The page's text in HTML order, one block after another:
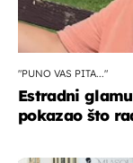
"PUNO VAS PITA..."
Estradni
pokazao što